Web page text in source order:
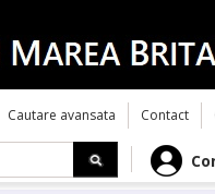
Cautare avansata Contact